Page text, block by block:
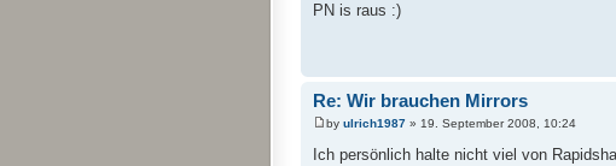
PN is raus :)
Re: Wir brauchen Mirrors
by ulrich1987 » 19. September 2008, 10:24
Ich persönlich halte nicht viel von